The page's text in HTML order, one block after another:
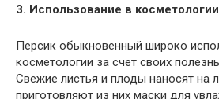
3. Использование в косметологии
Персик обыкновенный широко
косметологии за счет своих
Свежие листья и плоды наносят на
приготовляют из них маски для